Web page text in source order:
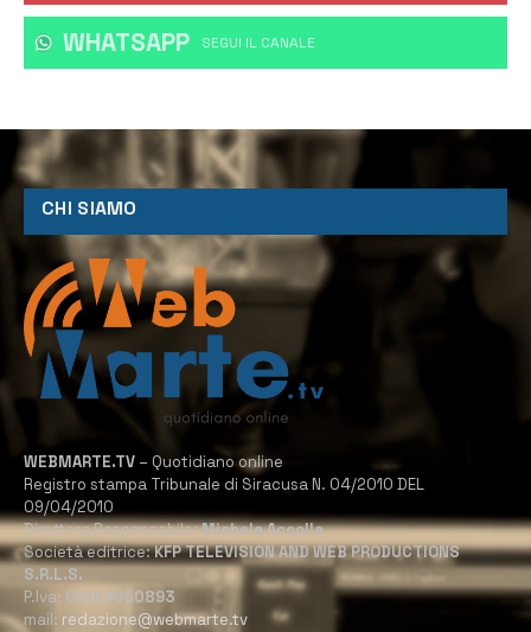
WHATSAPP ‎SEGUI IL CANALE
CHI SIAMO
WEBMARTE.TV – Quotidiano online
Registro stampa Tribunale di Siracusa N. 04/2010 DEL
09/04/2010
Direttore Responsabile:Michele Accolla
Società editrice:KFP TELEVISION AND WEB PRODUCTIONS
S.R.L.S.
P.Iva: 02184950893
mail: redazione@webmarte.tv